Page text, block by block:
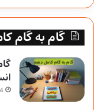
گام به گام